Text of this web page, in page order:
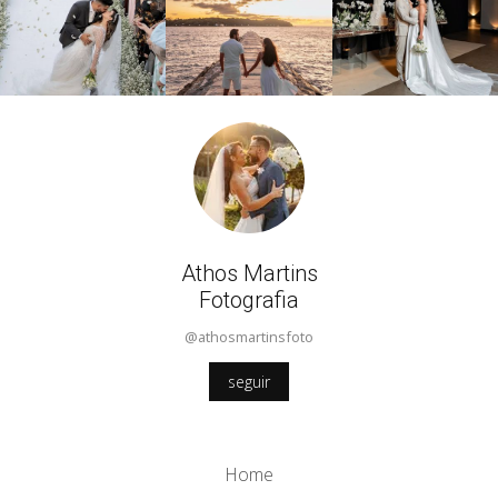
Athos Martins
Fotografia
@athosmartinsfoto
seguir
Home